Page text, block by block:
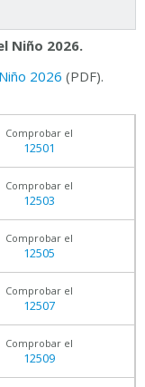
Niño 2026.
2026 (PDF).
Comprobar el
12501
Comprobar el
12503
Comprobar el
12505
Comprobar el
12507
Comprobar el
12509